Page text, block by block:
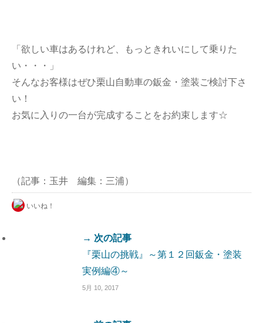
「欲しい車はあるけれど、もっときれいにして乗りた
い・・・」
そんなお客様はぜひ栗山自動車の鈑金・塗装ご検討下さ
い！
お気に入りの一台が完成することをお約束します☆
（記事：玉井 編集：三浦）
いいね！
→ 次の記事
『栗山の挑戦』～第１２回鈑金・塗装
実例編④～
5月 10, 2017